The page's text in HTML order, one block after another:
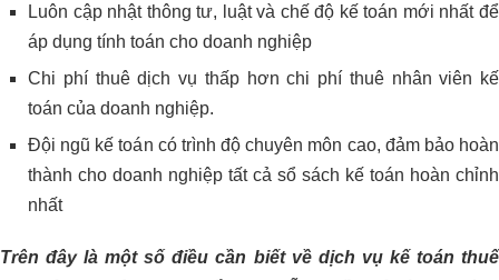
Luôn cập nhật thông tư, luật và chế độ kế toán mới nhất để
áp dụng tính toán cho doanh nghiệp
Chi phí thuê dịch vụ thấp hơn chi phí thuê nhân viên kế
toán của doanh nghiệp.
Đội ngũ kế toán có trình độ chuyên môn cao, đảm bảo hoàn
thành cho doanh nghiệp tất cả sổ sách kế toán hoàn chỉnh
nhất
Trên đây là một số điều cần biết về dịch vụ kế toán thuế